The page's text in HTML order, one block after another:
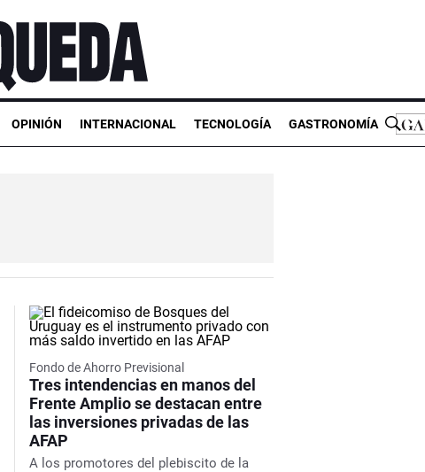
OPINIÓN INTERNACIONAL TECNOLOGÍA GASTRONOMÍA
Fondo de Ahorro Previsional
Tres intendencias en manos del
Frente Amplio se destacan entre
las inversiones privadas de las
AFAP
A los promotores del plebiscito de la